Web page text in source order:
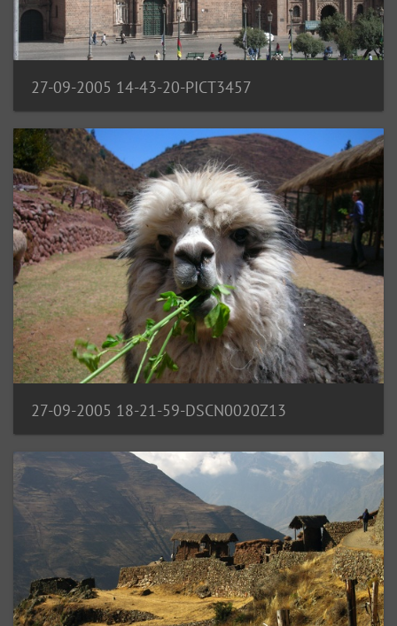
27-09-2005 14-43-20-PICT3457
27-09-2005 18-21-59-DSCN0020Z13